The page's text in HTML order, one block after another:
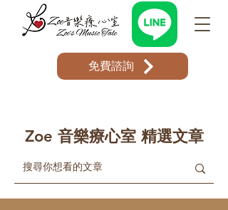
免費諮詢
Zoe 音樂療心室 精選文章